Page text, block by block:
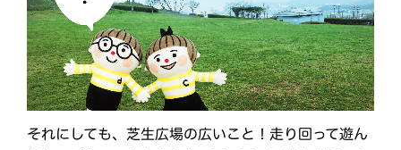
それにしても、芝生広場の広いこと！走り回って遊ん